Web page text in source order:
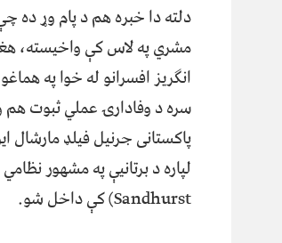
دلته دا خبره هم د پام وړ ده
مشري په لاس کې واخیسته،
انګریز افسرانو له خوا په
سره د وفادارۍ عملي ثبوت
پاکستانی جرنیل فیلډ
Sandhurst) کې داخل شو.